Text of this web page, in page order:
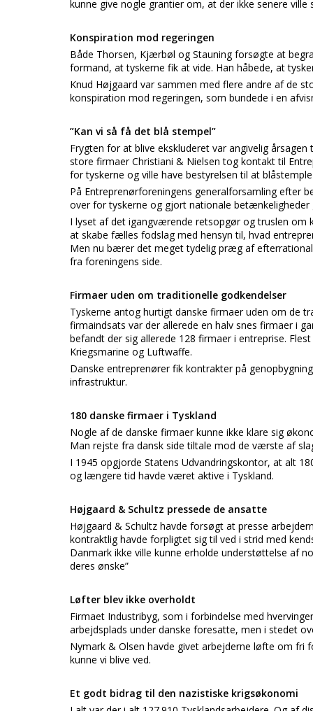
kunne give nogle grantier om, at der ikke senere ville
Konspiration mod regeringen
Både Thorsen, Kjærbøl og Stauning forsøgte at
formand, at tyskerne fik at vide. Han håbede, at
Knud Højgaard var sammen med flere andre af de
konspiration mod regeringen, som bundede i en
”Kan vi så få det blå stempel”
Frygten for at blive ekskluderet var angivelig
store firmaer Christiani & Nielsen tog kontakt til
for tyskerne og ville have bestyrelsen til at
På Entreprenørforeningens generalforsamling efter
over for tyskerne og gjort nationale
I lyset af det igangværende retsopgør og truslen
at skabe fælles fodslag med hensyn til, hvad
Men nu bærer det meget tydelig præg af
fra foreningens side.
Firmaer uden om traditionelle godkendelser
Tyskerne antog hurtigt danske firmaer uden om de
firmaindsats var der allerede en halv snes firmaer i
befandt der sig allerede 128 firmaer i entreprise.
Kriegsmarine og Luftwaffe.
Danske entreprenører fik kontrakter på
infrastruktur.
180 danske firmaer i Tyskland
Nogle af de danske firmaer kunne ikke klare sig
Man rejste fra dansk side tiltale mod de værste af
I 1945 opgjorde Statens Udvandringskontor, at alt
og længere tid havde været aktive i Tyskland.
Højgaard & Schultz pressede de ansatte
Højgaard & Schultz havde forsøgt at presse
kontraktlig havde forpligtet sig til ved i strid med
Danmark ikke ville kunne erholde understøttelse af
deres ønske”
Løfter blev ikke overholdt
Firmaet Industribyg, som i forbindelse med
arbejdsplads under danske foresatte, men i stedet
Nymark & Olsen havde givet arbejderne løfte om fri
kunne vi blive ved.
Et godt bidrag til den nazistiske krigsøkonomi